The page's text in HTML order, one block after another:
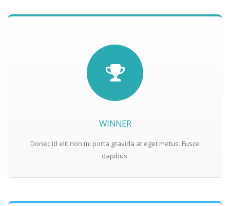
WINNER
Donec id elit non mi porta gravida at eget metus. Fusce
dapibus.